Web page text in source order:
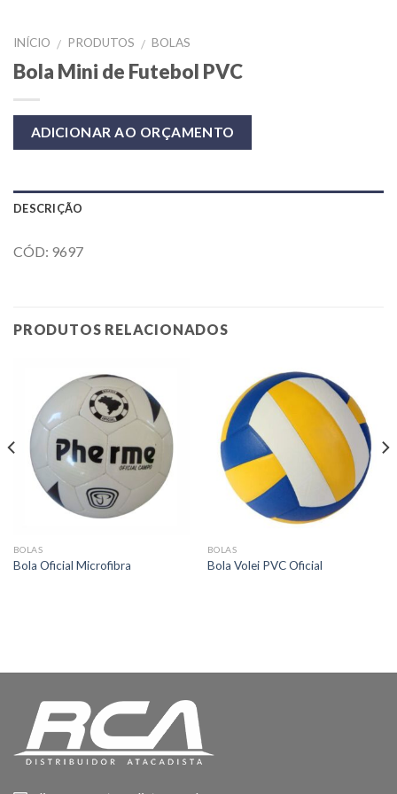
INÍCIO / PRODUTOS / BOLAS
Bola Mini de Futebol PVC
ADICIONAR AO ORÇAMENTO
DESCRIÇÃO
CÓD: 9697
PRODUTOS RELACIONADOS
BOLAS
Bola Oficial Microfibra
BOLAS
Bola Volei PVC Oficial